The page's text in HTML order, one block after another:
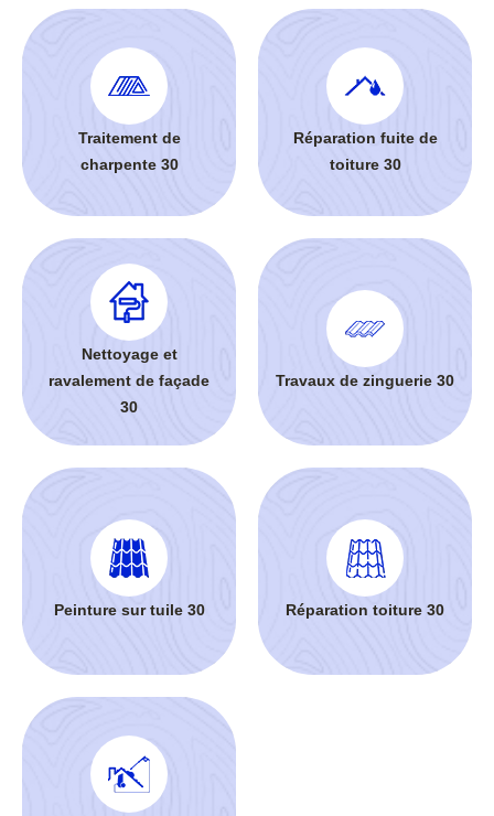
Traitement de
charpente 30
Réparation fuite de
toiture 30
Nettoyage et
ravalement de façade
30
Travaux de zinguerie 30
Peinture sur tuile 30 Réparation toiture 30